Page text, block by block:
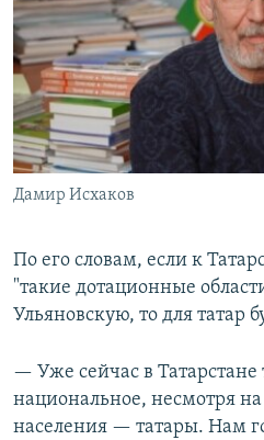
Дамир Исхаков
По его словам, если к
"такие дотационные
Ульяновскую, то для татар
— Уже сейчас в Татарстане
национальное, несмотря на
населения — татары. Нам